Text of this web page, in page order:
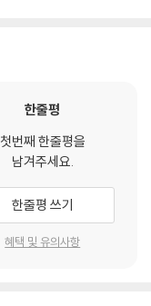
한줄평
첫번째 한줄평을
남겨주세요.
한줄평 쓰기
혜택 및 유의사항